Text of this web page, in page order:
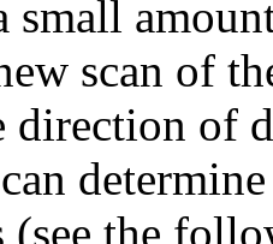
small
scan of
direction of
the